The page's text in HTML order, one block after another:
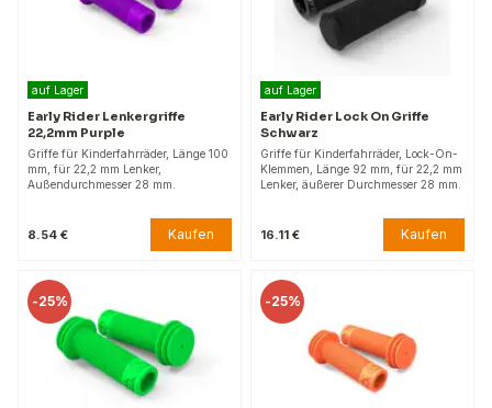
auf Lager
Early Rider Lenkergriffe
22,2mm Purple
Griffe für Kinderfahrräder, Länge 100
mm, für 22,2 mm Lenker,
Außendurchmesser 28 mm.
8.54 € Kaufen
auf Lager
Early Rider Lock On Griffe
Schwarz
Griffe für Kinderfahrräder, Lock-On-
Klemmen, Länge 92 mm, für 22,2 mm
Lenker, äußerer Durchmesser 28 mm.
16.11 € Kaufen
-25% -25%